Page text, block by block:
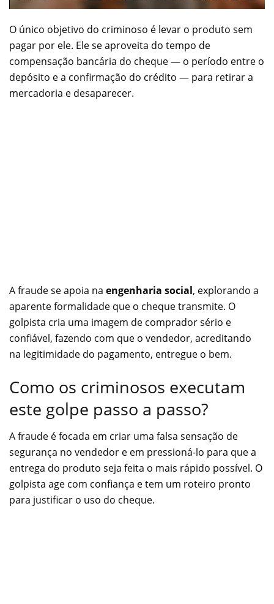
O único objetivo do criminoso é levar o produto sem
pagar por ele. Ele se aproveita do tempo de
compensação bancária do cheque — o período entre o
depósito e a confirmação do crédito — para retirar a
mercadoria e desaparecer.
A fraude se apoia na engenharia social, explorando a
aparente formalidade que o cheque transmite. O
golpista cria uma imagem de comprador sério e
confiável, fazendo com que o vendedor, acreditando
na legitimidade do pagamento, entregue o bem.
Como os criminosos executam
este golpe passo a passo?
A fraude é focada em criar uma falsa sensação de
segurança no vendedor e em pressioná-lo para que a
entrega do produto seja feita o mais rápido possível. O
golpista age com confiança e tem um roteiro pronto
para justificar o uso do cheque.